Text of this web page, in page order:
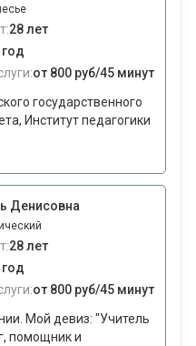
28 лет
год
от 800 руб/45 минут
государственного
Институт педагогики
Денисовна
28 лет
год
от 800 руб/45 минут
Мой девиз: "Учитель
помощник и